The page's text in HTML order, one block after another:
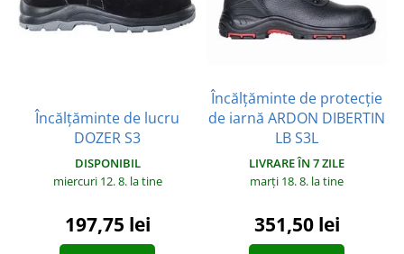
Încălțăminte de lucru
DOZER S3
DISPONIBIL
miercuri 12. 8. la tine
197,75 lei
Încălțăminte de protecție
de iarnă ARDON DIBERTIN
LB S3L
LIVRARE ÎN 7 ZILE
marți 18. 8. la tine
351,50 lei